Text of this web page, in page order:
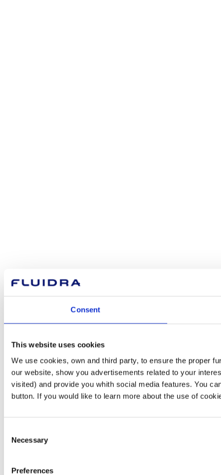
Consent
This website uses cookies
We use cookies, own and third party, to ensure the proper
our website, show you advertisements related to your
visited) and provide you whith social media features. You
button. If you would like to learn more about the use of
Selection
Necessary
Preferences